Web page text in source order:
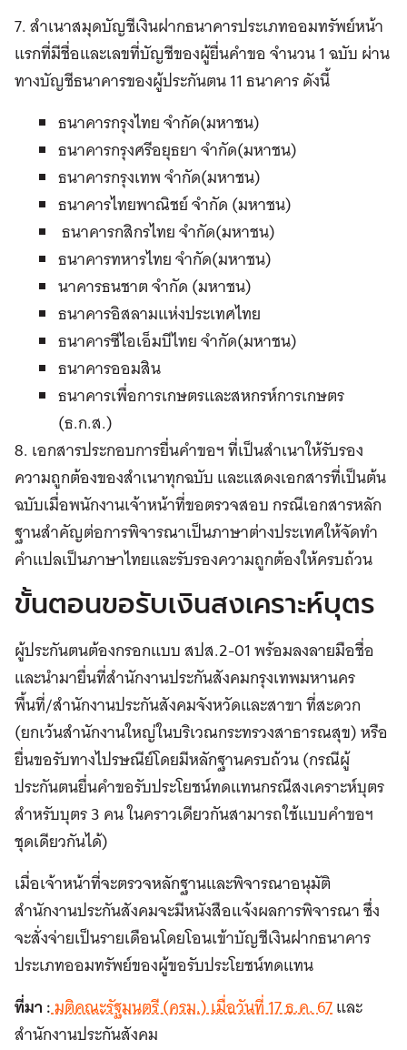
7. สำเนาสมุดบัญชีเงินฝากธนาคารประเภทออมทรัพย์หน้า
แรกที่มีชื่อและเลขที่บัญชีของผู้ยื่นคำขอ จำนวน 1 ฉบับ ผ่าน
ทางบัญชีธนาคารของผู้ประกันตน 11 ธนาคาร ดังนี้
ธนาคารกรุงไทย จำกัด(มหาชน)
ธนาคารกรุงศรีอยุธยา จำกัด(มหาชน)
ธนาคารกรุงเทพ จำกัด(มหาชน)
ธนาคารไทยพาณิชย์ จำกัด (มหาชน)
ธนาคารกสิกรไทย จำกัด(มหาชน)
ธนาคารทหารไทย จำกัด(มหาชน)
นาคารธนชาต จำกัด (มหาชน)
ธนาคารอิสลามแห่งประเทศไทย
ธนาคารซีไอเอ็มบีไทย จำกัด(มหาชน)
ธนาคารออมสิน
ธนาคารเพื่อการเกษตรและสหกรห์การเกษตร
(ธ.ก.ส.)
8. เอกสารประกอบการยื่นคำขอฯ ที่เป็นสำเนาให้รับรอง
ความถูกต้องของสำเนาทุกฉบับ และแสดงเอกสารที่เป็นต้น
ฉบับเมื่อพนักงานเจ้าหน้าที่ขอตรวจสอบ กรณีเอกสารหลัก
ฐานสำคัญต่อการพิจารณาเป็นภาษาต่างประเทศให้จัดทำ
คำแปลเป็นภาษาไทยและรับรองความถูกต้องให้ครบถ้วน
ขั้นตอนขอรับเงินสงเคราะห์บุตร
ผู้ประกันตนต้องกรอกแบบ สปส.2-01 พร้อมลงลายมือชื่อ
และนำมายื่นที่สำนักงานประกันสังคมกรุงเทพมหานคร
พื้นที่/สำนักงานประกันสังคมจังหวัดและสาขา ที่สะดวก
(ยกเว้นสำนักงานใหญ่ในบริเวณกระทรวงสาธารณสุข) หรือ
ยื่นขอรับทางไปรษณีย์โดยมีหลักฐานครบถ้วน (กรณีผู้
ประกันตนยื่นคำขอรับประโยชน์ทดแทนกรณีสงเคราะห์บุตร
สำหรับบุตร 3 คน ในคราวเดียวกันสามารถใช้แบบคำขอฯ
ชุดเดียวกันได้)
เมื่อเจ้าหน้าที่จะตรวจหลักฐานและพิจารณาอนุมัติ
สำนักงานประกันสังคมจะมีหนังสือแจ้งผลการพิจารณา ซึ่ง
จะสั่งจ่ายเป็นรายเดือนโดยโอนเข้าบัญชีเงินฝากธนาคาร
ประเภทออมทรัพย์ของผู้ขอรับประโยชน์ทดแทน
ที่มา :มติคณะรัฐมนตรี (ครม.) เมื่อวันที่ 17 ธ.ค. 67และ
สำนักงานประกันสังคม